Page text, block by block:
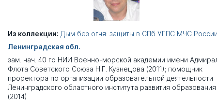
Из коллекции: Дым без огня: защиты в СПб УГПС МЧС
Ленинградская обл.
зам. нач. 40 го НИИ Военно-морской академии имени
Флота Советского Союза Н.Г. Кузнецова (2011); помощник
проректора по организации образовательной деятельности
Ленинградского областного института развития образования
(2014)